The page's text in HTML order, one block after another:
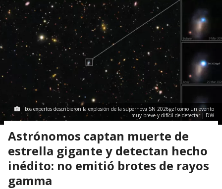
Los expertos describieron la explosión de la supernova SN 2026gzf como un evento
muy breve y difícil de detectar | DW
Astrónomos captan muerte de
estrella gigante y detectan hecho
inédito: no emitió brotes de rayos
gamma